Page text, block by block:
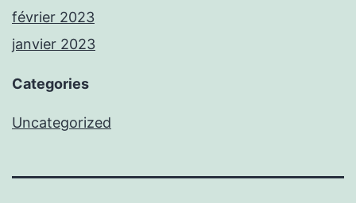
février 2023
janvier 2023
Categories
Uncategorized